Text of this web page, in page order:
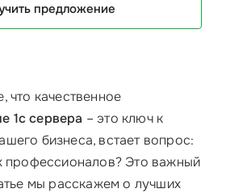
предложение
что качественное
1с сервера – это ключ к
бизнеса, встает вопрос:
профессионалов? Это важный
мы расскажем о лучших